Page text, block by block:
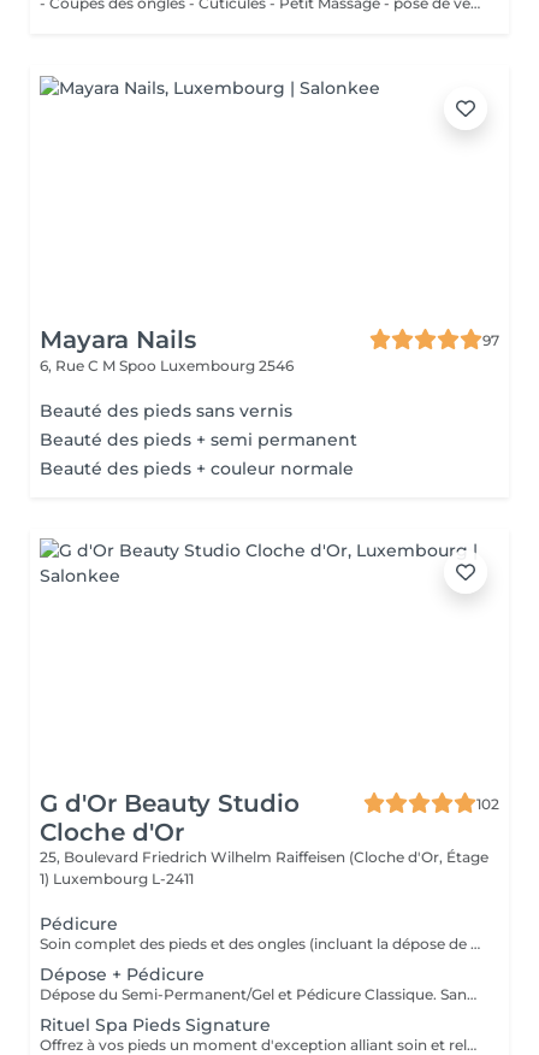
Mayara Nails
97
6, Rue C M Spoo Luxembourg 2546
Beauté des pieds sans vernis
Beauté des pieds + semi permanent
Beauté des pieds + couleur normale
G d'Or Beauty Studio
Cloche d'Or
102
25, Boulevard Friedrich Wilhelm Raiffeisen (Cloche d'Or, Étage
1) Luxembourg L-2411
Pédicure
Soin complet des pieds et des ongles (incluant la dépose de Vernis Classique), la mise en forme des ongles, le travail des cuticules, le soin des pieds et la finition. Sans application de vernis.
Dépose + Pédicure
Dépose du Semi-Permanent/Gel et Pédicure Classique. Sans application de vernis.
Rituel Spa Pieds Signature
Offrez à vos pieds un moment d'exception alliant soin et relaxation profonde. Ce rituel associe mise en beauté, exfoliation douce, masque nourrissant et massage relaxant, pour une expérience sensorielle complète. Résultat : des pieds parfaitement soignés, doux et intensément détendus.